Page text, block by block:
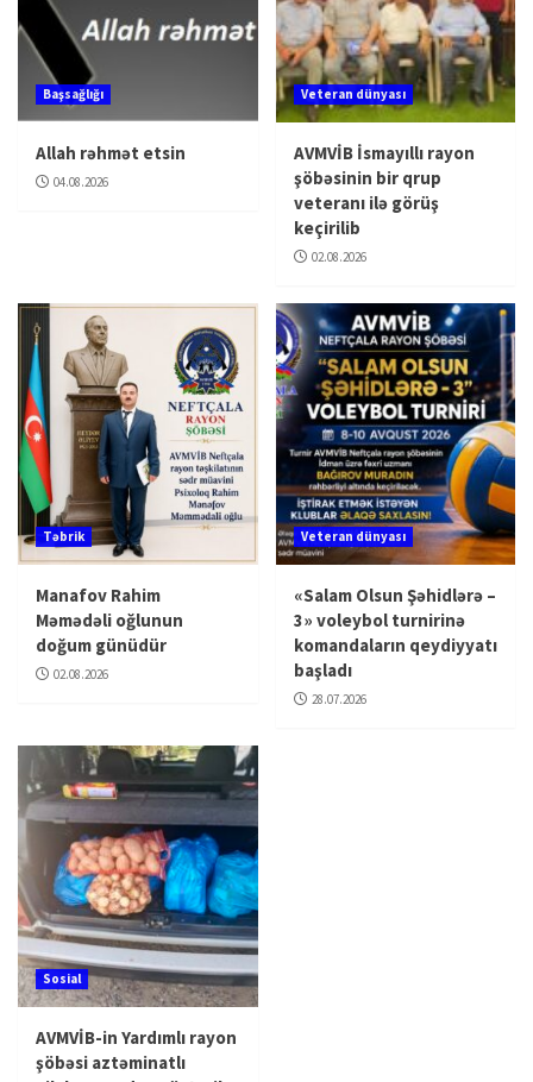
Başsağlığı
Allah rəhmət etsin
04.08.2026
Veteran dünyası
AVMVİB İsmayıllı rayon
şöbəsinin bir qrup
veteranı ilə görüş
keçirilib
02.08.2026
Təbrik
Manafov Rahim
Məmədəli oğlunun
doğum günüdür
02.08.2026
Veteran dünyası
«Salam Olsun Şəhidlərə –
3» voleybol turnirinə
komandaların qeydiyyatı
başladı
28.07.2026
Sosial
AVMVİB-in Yardımlı rayon
şöbəsi aztəminatlı